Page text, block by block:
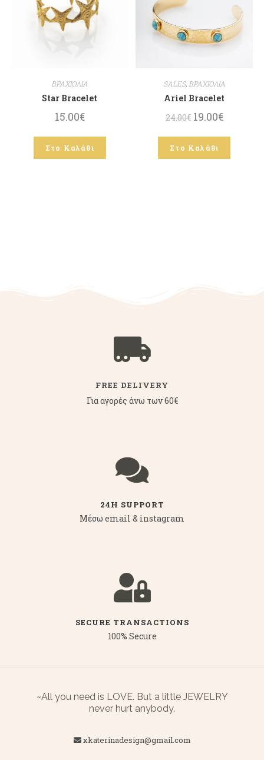
ΒΡΑΧΙΟΛΙΑ
Star Bracelet
15.00€
Στο Καλάθι
SALES,ΒΡΑΧΙΟΛΙΑ
Ariel Bracelet
24.00€ 19.00€
Στο Καλάθι
FREE DELIVERY
Για αγορές άνω των 60€
24H SUPPORT
Μέσω email & instagram
SECURE TRANSACTIONS
100% Secure
~All you need is LOVE. But a little JEWELRY
never hurt anybody.
xkaterinadesign@gmail.com